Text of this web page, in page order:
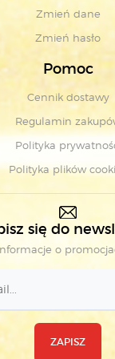
Zmień dane
Zmień hasło
Pomoc
Cennik dostawy
Regulamin
Polityka
Polityka plików
się do
o
ZAPISZ